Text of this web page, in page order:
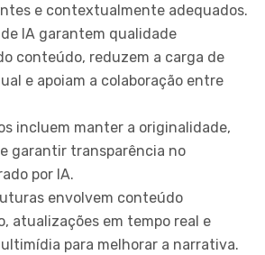
e contextualmente adequados.
IA garantem qualidade
conteúdo, reduzem a carga de
e apoiam a colaboração entre
incluem manter a originalidade,
garantir transparência no
por IA.
envolvem conteúdo
atualizações em tempo real e
para melhorar a narrativa.